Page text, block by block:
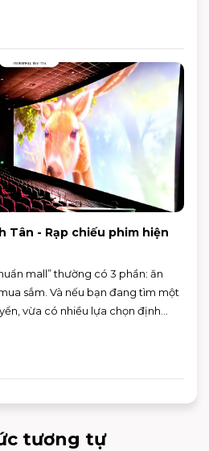
vừa đủ, dưỡng ẩm nhẹ,
xử lý mồ hôi thông minh, da sẽ dễ
Tân - Rạp chiếu phim hiện
mall” thường có 3 phần: ăn
sắm. Và nếu bạn đang tìm một
vừa có nhiều lựa chọn định
đến rất phù hợp cho cả gia
hẹn hò cuối tuần.
tương tự